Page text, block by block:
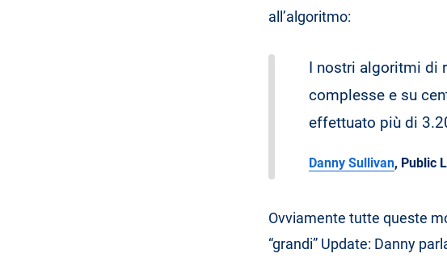
all’algoritmo:
I nostri algoritmi di
complesse e su
effettuato più di
Danny Sullivan, Public
Ovviamente tutte queste
“grandi” Update: Danny